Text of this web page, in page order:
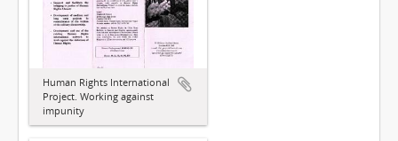
Human Rights International
Project. Working against
impunity